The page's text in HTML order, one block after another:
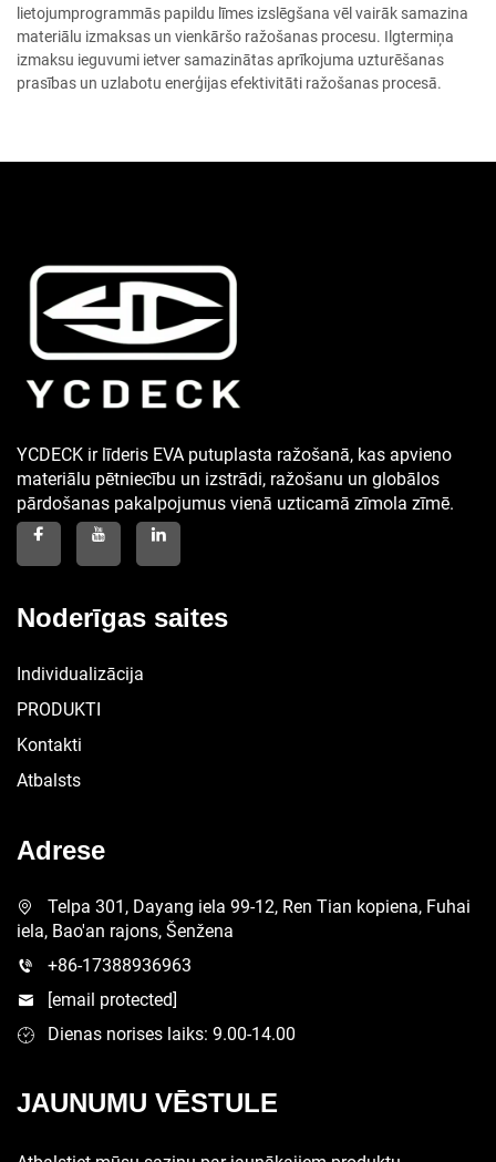
lietojumprogrammās papildu līmes izslēgšana vēl vairāk samazina
materiālu izmaksas un vienkāršo ražošanas procesu. Ilgtermiņa
izmaksu ieguvumi ietver samazinātas aprīkojuma uzturēšanas
prasības un uzlabotu enerģijas efektivitāti ražošanas procesā.
YCDECK ir līderis EVA putuplasta ražošanā, kas apvieno
materiālu pētniecību un izstrādi, ražošanu un globālos
pārdošanas pakalpojumus vienā uzticamā zīmola zīmē.
Noderīgas saites
Individualizācija
PRODUKTI
Kontakti
Atbalsts
Adrese
Telpa 301, Dayang iela 99-12, Ren Tian kopiena, Fuhai
iela, Bao'an rajons, Šenžena
+86-17388936963
[email protected]
Dienas norises laiks: 9.00-14.00
JAUNUMU VĒSTULE